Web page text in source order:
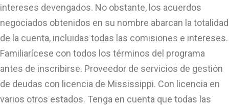
intereses devengados. No obstante, los acuerdos
negociados obtenidos en su nombre abarcan la totalidad
de la cuenta, incluidas todas las comisiones e intereses.
Familiarícese con todos los términos del programa
antes de inscribirse. Proveedor de servicios de gestión
de deudas con licencia de Mississippi. Con licencia en
varios otros estados. Tenga en cuenta que todas las